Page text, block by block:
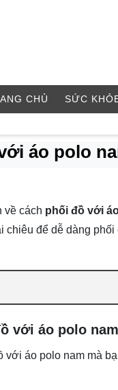
CHỦ SỨC
áo polo
về cách phối đồ với
chiêu để dễ dàng
với áo polo
áo polo nam mà